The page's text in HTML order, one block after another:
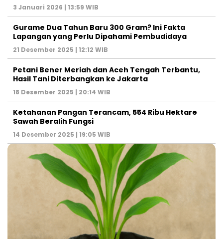
3 Januari 2026 | 13:59 WIB
Gurame Dua Tahun Baru 300 Gram? Ini Fakta
Lapangan yang Perlu Dipahami Pembudidaya
21 Desember 2025 | 12:12 WIB
Petani Bener Meriah dan Aceh Tengah Terbantu,
Hasil Tani Diterbangkan ke Jakarta
18 Desember 2025 | 20:14 WIB
Ketahanan Pangan Terancam, 554 Ribu Hektare
Sawah Beralih Fungsi
14 Desember 2025 | 19:05 WIB